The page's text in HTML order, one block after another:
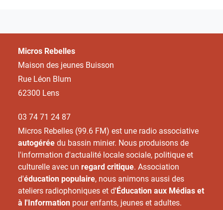
Micros Rebelles
Maison des jeunes Buisson
Rue Léon Blum
62300 Lens
03 74 71 24 87
Micros Rebelles (99.6 FM) est une radio associative
autogérée du bassin minier. Nous produisons de
l'information d'actualité locale sociale, politique et
culturelle avec un regard critique. Association
d'éducation populaire, nous animons aussi des
ateliers radiophoniques et d'Éducation aux Médias et
à l'Information pour enfants, jeunes et adultes.